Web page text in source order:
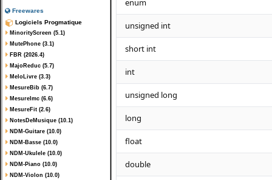
Freewares
Logiciels Progmatique
MinorityScreen (5.1)
MutePhone (3.1)
FBR (2026.4)
MajoReduc (5.7)
MeloLivre (3.3)
MesureBib (6.7)
MesureImc (6.6)
MesureFit (2.6)
NotesDeMusique (10.1)
NDM-Guitare (10.0)
NDM-Basse (10.0)
NDM-Ukulele (10.0)
NDM-Piano (10.0)
NDM-Violon (10.0)
enum
unsigned int
short int
int
unsigned long
long
float
double